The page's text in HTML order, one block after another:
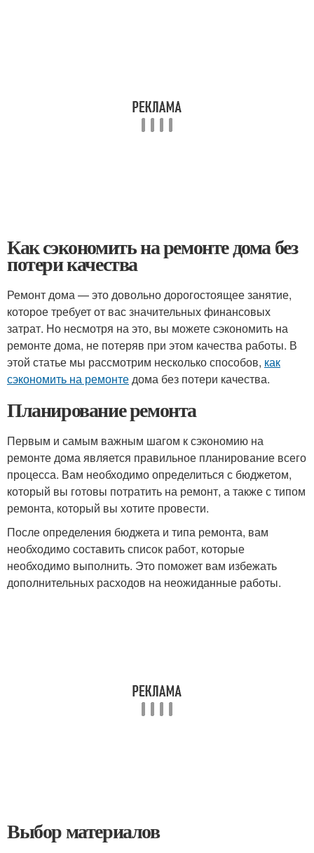
Как сэкономить на ремонте дома без
потери качества
Ремонт дома — это довольно дорогостоящее занятие,
которое требует от вас значительных финансовых
затрат. Но несмотря на это, вы можете сэкономить на
ремонте дома, не потеряв при этом качества работы. В
этой статье мы рассмотрим несколько способов, как
сэкономить на ремонтедома без потери качества.
Планирование ремонта
Первым и самым важным шагом к сэкономию на
ремонте дома является правильное планирование всего
процесса. Вам необходимо определиться с бюджетом,
который вы готовы потратить на ремонт, а также с типом
ремонта, который вы хотите провести.
После определения бюджета и типа ремонта, вам
необходимо составить список работ, которые
необходимо выполнить. Это поможет вам избежать
дополнительных расходов на неожиданные работы.
Выбор материалов